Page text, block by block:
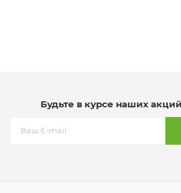
Будьте в курсе наших